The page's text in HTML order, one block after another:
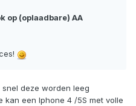
op (oplaadbare) AA
deze worden leeg
kan een Iphone 4 /5S met volle